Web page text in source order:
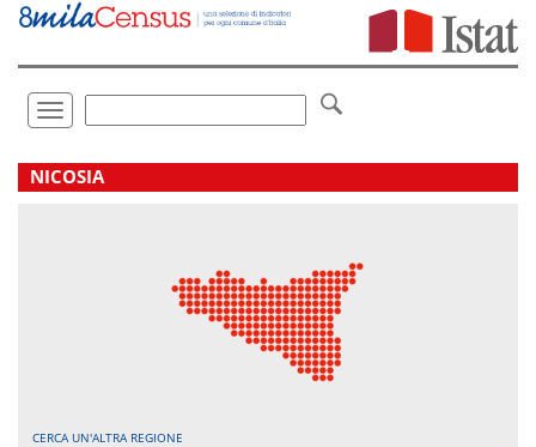
Vai
direttamente
Toggle
navigation
.
NICOSIA
CERCA UN'ALTRA REGIONE